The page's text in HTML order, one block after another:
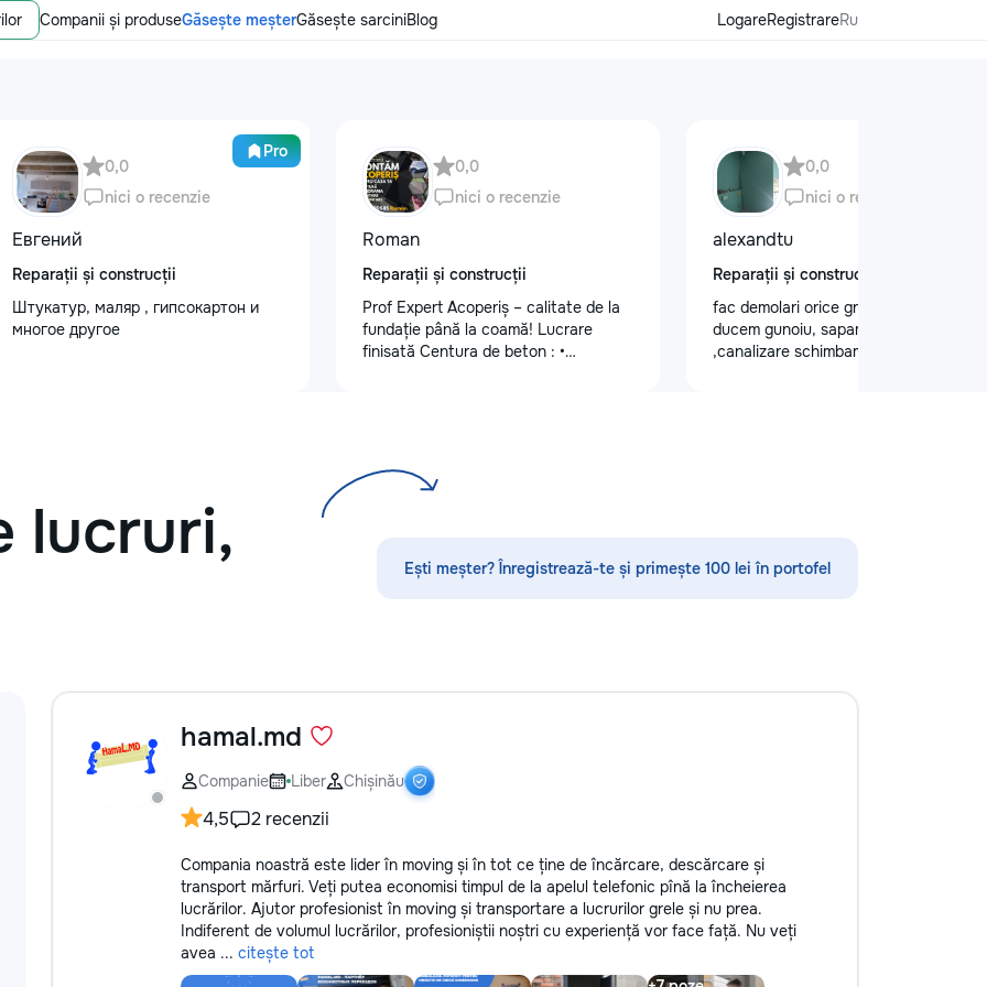
Companii și produseGăsește meșterGăsește sarciniBlog LogareRegistrareRu
Pro
0,0
nici o recenzie
Евгений
Reparații și construcții
Штукатур, маляр , гипсокартон и
многое другое
0,0
nici o recenzie
Roman
Reparații și construcții
Prof Expert Acoperiș – calitate de la
fundație până la coamă! Lucrare
finisată Centura de beton : •
#ProfExpertAcoperiș #AcoperișNou
0,0
nici o recenzie
alexandtu
Reparații și construcții
fac demolari orice greutate de lucru si
ducem gunoiu, sapam gropi
,canalizare schimbam trubele.Montam
lucruri,
Ești meșter? Înregistrează-te și primește 100 lei în portofel
hamal.md
Companie Liber Chișinău
4,5 2 recenzii
Compania noastră este lider în moving și în tot ce ține de încărcare, descărcare și
transport mărfuri. Veți putea economisi timpul de la apelul telefonic pînă la încheierea
lucrărilor. Ajutor profesionist în moving și transportare a lucrurilor grele și nu prea.
Indiferent de volumul lucrărilor, profesioniștii noștri cu experiență vor face față. Nu veți
avea ... citește tot